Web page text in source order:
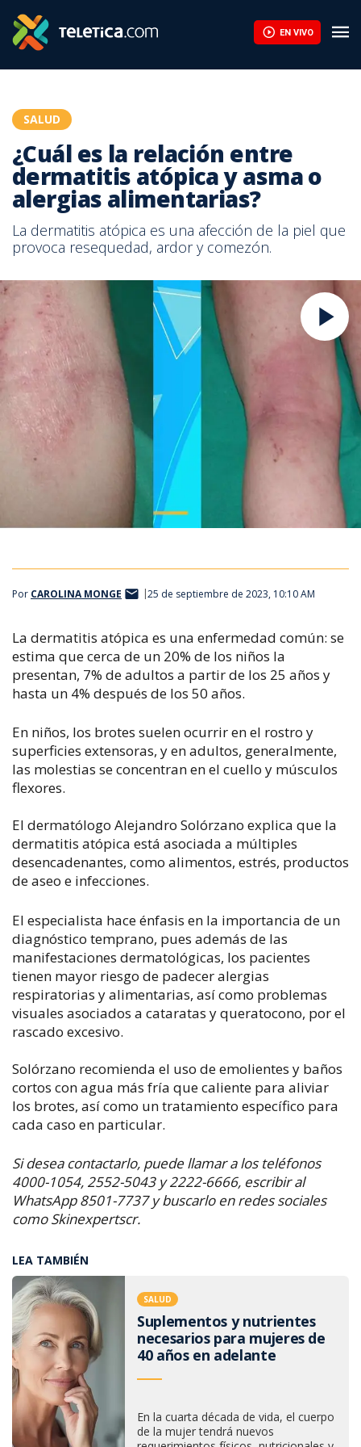
EN VIVO
SALUD
¿Cuál es la relación entre
dermatitis atópica y asma o
alergias alimentarias?
La dermatitis atópica es una afección de la piel que
provoca resequedad, ardor y comezón.
Por CAROLINA MONGE 25 de septiembre de 2023, 10:10 AM
La dermatitis atópica es una enfermedad común: se
estima que cerca de un 20% de los niños la
presentan, 7% de adultos a partir de los 25 años y
hasta un 4% después de los 50 años.
En niños, los brotes suelen ocurrir en el rostro y
superficies extensoras, y en adultos, generalmente,
las molestias se concentran en el cuello y músculos
flexores.
El dermatólogo Alejandro Solórzano explica que la
dermatitis atópica está asociada a múltiples
desencadenantes, como alimentos, estrés, productos
de aseo e infecciones.
El especialista hace énfasis en la importancia de un
diagnóstico temprano, pues además de las
manifestaciones dermatológicas, los pacientes
tienen mayor riesgo de padecer alergias
respiratorias y alimentarias, así como problemas
visuales asociados a cataratas y queratocono, por el
rascado excesivo.
Solórzano recomienda el uso de emolientes y baños
cortos con agua más fría que caliente para aliviar
los brotes, así como un tratamiento específico para
cada caso en particular.
Si desea contactarlo, puede llamar a los teléfonos
4000-1054, 2552-5043 y 2222-6666, escribir al
WhatsApp 8501-7737 y buscarlo en redes sociales
como Skinexpertscr.
LEA TAMBIÉN
SALUD
Suplementos y nutrientes
necesarios para mujeres de
40 años en adelante
En la cuarta década de vida, el cuerpo
de la mujer tendrá nuevos